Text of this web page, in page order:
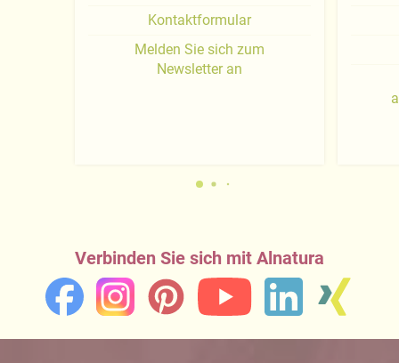
Kontaktformular
Melden Sie sich zum
Newsletter an
Verbinden Sie sich mit Alnatura